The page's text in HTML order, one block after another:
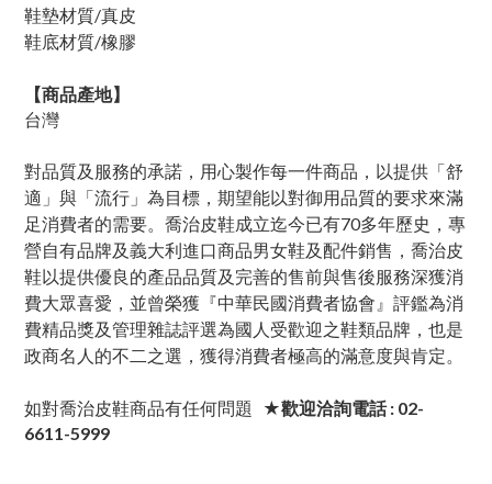
鞋墊材質/真皮
鞋底材質/橡膠
【商品產地】
台灣
對品質及服務的承諾，用心製作每一件商品，以提供「舒
適」與「流行」為目標，期望能以對御用品質的要求來滿
足消費者的需要。喬治皮鞋成立迄今已有70多年歷史，專
營自有品牌及義大利進口商品男女鞋及配件銷售，喬治皮
鞋以提供優良的產品品質及完善的售前與售後服務深獲消
費大眾喜愛，並曾榮獲『中華民國消費者協會』評鑑為消
費精品獎及管理雜誌評選為國人受歡迎之鞋類品牌，也是
政商名人的不二之選，獲得消費者極高的滿意度與肯定。
如對喬治皮鞋商品有任何問題
★歡迎洽詢電話 : 02-
6611-5999